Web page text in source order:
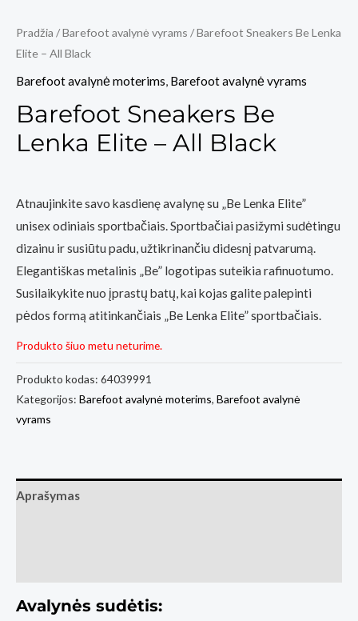
Pradžia /Barefoot avalynė vyrams / Barefoot Sneakers Be Lenka
Elite – All Black
Barefoot avalynė moterims, Barefoot avalynė vyrams
Barefoot Sneakers Be
Lenka Elite – All Black
Atnaujinkite savo kasdienę avalynę su „Be Lenka Elite”
unisex odiniais sportbačiais. Sportbačiai pasižymi sudėtingu
dizainu ir susiūtu padu, užtikrinančiu didesnį patvarumą.
Elegantiškas metalinis „Be” logotipas suteikia rafinuotumo.
Susilaikykite nuo įprastų batų, kai kojas galite palepinti
pėdos formą atitinkančiais „Be Lenka Elite” sportbačiais.
Produkto šiuo metu neturime.
Produkto kodas: 64039991
Kategorijos: Barefoot avalynė moterims, Barefoot avalynė
vyrams
Aprašymas
Avalynės sudėtis: